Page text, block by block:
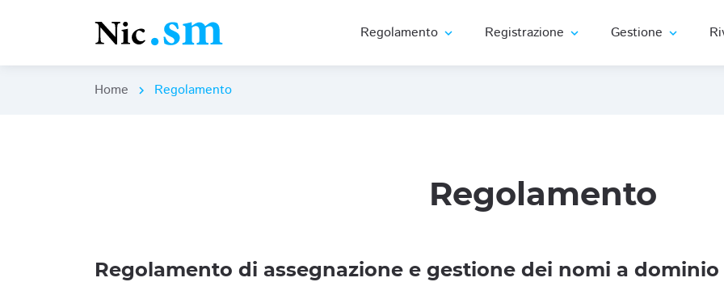
Regolamento expand_more Registrazione expand_more Gestione expand_more
Home chevron_right Regolamento
Regolamento
Regolamento di assegnazione e gestione dei nomi a dominio